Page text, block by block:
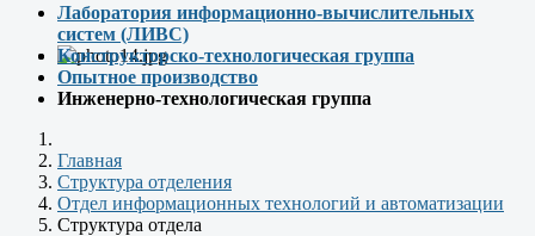
Лаборатория информационно-вычислительных
систем (ЛИВС)
Конструкторско-технологическая группа
Опытное производство
Инженерно-технологическая группа
Главная
Структура отделения
Отдел информационных технологий и автоматизации
Структура отдела